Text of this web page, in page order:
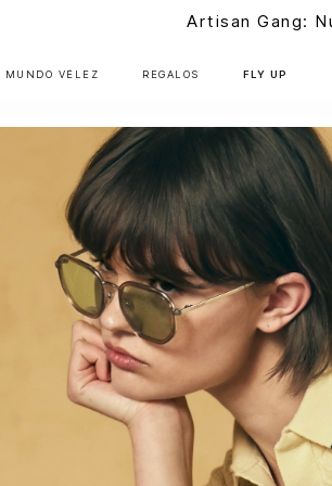
Artisan Gang:
MUNDO VÉLEZ REGALOS FLY UP